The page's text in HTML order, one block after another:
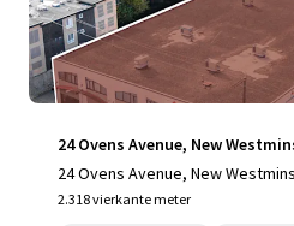
24 Ovens Avenue, New
24 Ovens Avenue, New
2.318 vierkante meter